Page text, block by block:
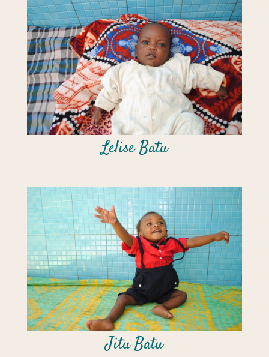
Lelise Batu
Jitu Batu